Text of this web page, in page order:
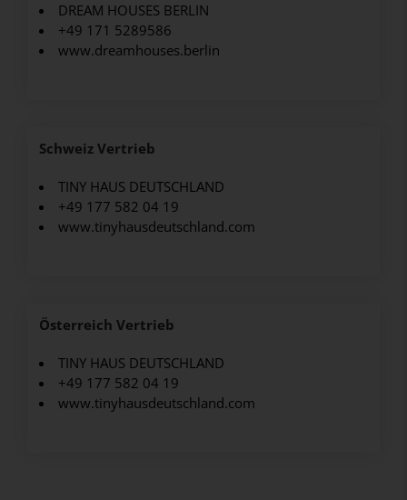
DREAM HOUSES BERLIN
+49 171 5289586
www.dreamhouses.berlin
Schweiz Vertrieb
TINY HAUS DEUTSCHLAND
+49 177 582 04 19
www.tinyhausdeutschland.com
Österreich Vertrieb
TINY HAUS DEUTSCHLAND
+49 177 582 04 19
www.tinyhausdeutschland.com